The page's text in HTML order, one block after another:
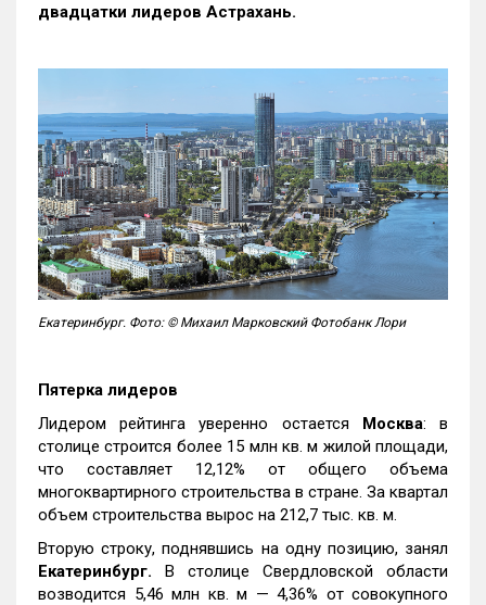
двадцатки лидеров Астрахань.
Екатеринбург. Фото: © Михаил Марковский Фотобанк Лори
Пятерка лидеров
Лидером рейтинга уверенно остается Москва: в
столице строится более 15 млн кв. м жилой площади,
что составляет 12,12% от общего объема
многоквартирного строительства в стране. За квартал
объем строительства вырос на 212,7 тыс. кв. м.
Вторую строку, поднявшись на одну позицию, занял
Екатеринбург. В столице Свердловской области
возводится 5,46 млн кв. м — 4,36% от совокупного